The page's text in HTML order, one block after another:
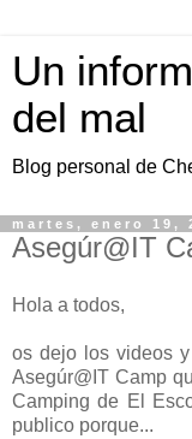
Un
del mal
Blog personal de
martes, enero 19,
Asegúr@IT
Hola a todos,
os dejo los videos
Asegúr@IT Camp
Camping de El
publico porque...